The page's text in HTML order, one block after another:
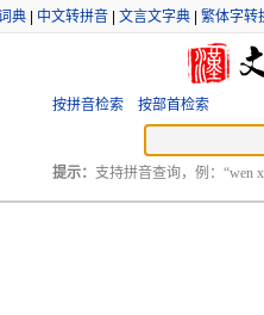
典 中文转拼音 文言文字典 繁体字转
按拼音检索 按部首检索
提示： 支持拼音查询，例：“wen